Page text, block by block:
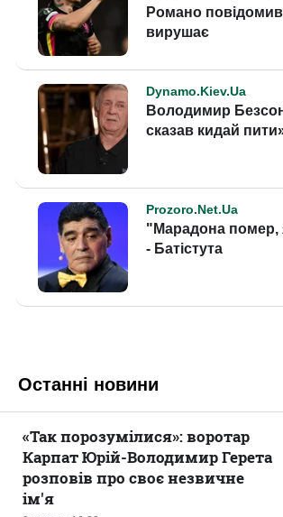
Останні новини
«Так порозумілися»: воротар
Карпат Юрій-Володимир Герета
розповів про своє незвичне
ім'я